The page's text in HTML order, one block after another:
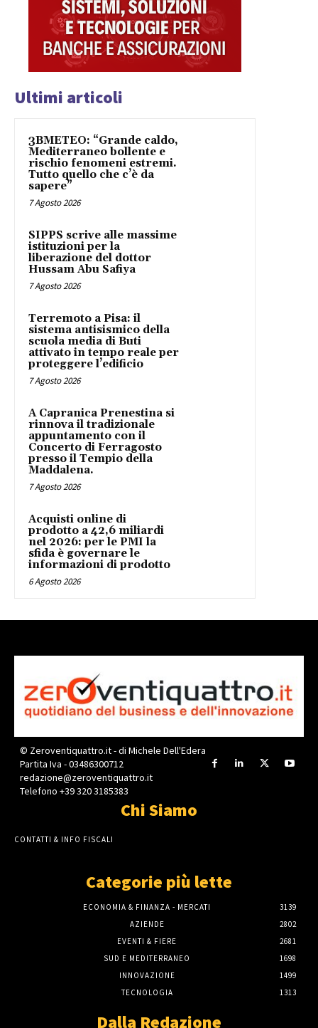
Ultimi articoli
3BMETEO: “Grande caldo,
Mediterraneo bollente e
rischio fenomeni estremi.
Tutto quello che c’è da
sapere”
7 Agosto 2026
SIPPS scrive alle massime
istituzioni per la
liberazione del dottor
Hussam Abu Safiya
7 Agosto 2026
Terremoto a Pisa: il
sistema antisismico della
scuola media di Buti
attivato in tempo reale per
proteggere l’edificio
7 Agosto 2026
A Capranica Prenestina si
rinnova il tradizionale
appuntamento con il
Concerto di Ferragosto
presso il Tempio della
Maddalena.
7 Agosto 2026
Acquisti online di
prodotto a 42,6 miliardi
nel 2026: per le PMI la
sfida è governare le
informazioni di prodotto
6 Agosto 2026
© Zeroventiquattro.it - di Michele Dell'Edera
Partita Iva - 03486300712
redazione@zeroventiquattro.it
Telefono +39 320 3185383
Chi Siamo
CONTATTI & INFO FISCALI
Categorie più lette
ECONOMIA & FINANZA - MERCATI
3139
AZIENDE
2802
EVENTI & FIERE
2681
SUD E MEDITERRANEO
1698
INNOVAZIONE
1499
TECNOLOGIA
1313
Dalla Redazione